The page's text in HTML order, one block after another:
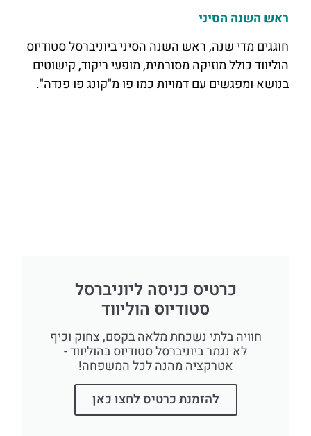
ראש השנה הסיני
חוגגים מדי שנה, ראש השנה הסיני ביוניברסל סטודיוס
הוליווד כולל מוזיקה מסורתית, מופעי ריקוד, קישוטים
בנושא ומפגשים עם דמויות כמו פו מ"קונג פו פנדה".
כרטיס כניסה ליוניברסל
סטודיוס הוליווד
חוויה בלתי נשכחת מלאה בקסם, צחוק וכיף
לא נגמר ביוניברסל סטודיוס בהוליווד -
אטרקציה מהנה לכל המשפחה!
להזמנת כרטיס לחצו כאן